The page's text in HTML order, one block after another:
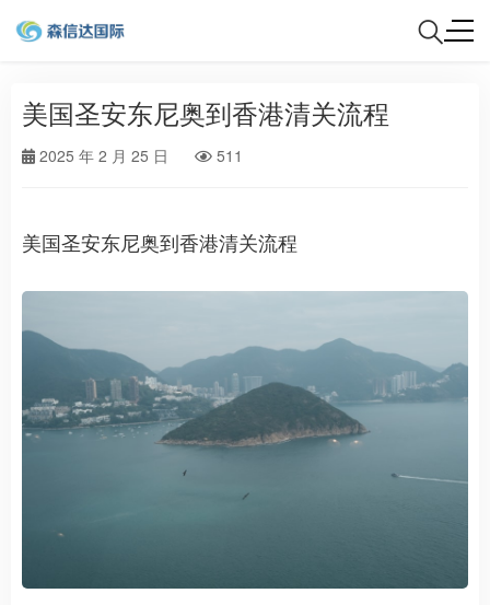
美国圣安东尼奥到香港清关流程
2025 年 2 月 25 日 511
美国圣安东尼奥到香港清关流程